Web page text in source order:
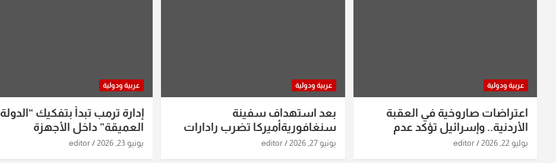
عربية ودولية
اعتراضات صاروخية في العقبة
الأردنية.. وإسرائيل تؤكد عدم
استهدافها
يوليو 22, 2026 editor
عربية ودولية
بعد استهداف سفينة
سنغافوريةأميركا تضرب رادارات
ومواقع صواريخ ومسيرات إيران..
يونيو 27, 2026 editor
عربية ودولية
إدارة ترمب تبدأ بتفكيك “الدولة
العميقة” داخل الأجهزة
الاستخباراتية
يونيو 23, 2026 editor